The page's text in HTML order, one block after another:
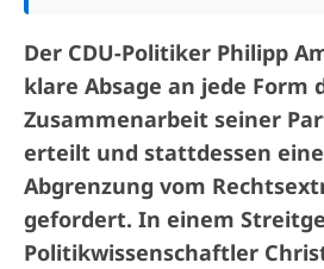
Der CDU-Politiker Philipp
klare Absage an jede Form
Zusammenarbeit seiner
erteilt und stattdessen
Abgrenzung vom
gefordert. In einem
Politikwissenschaftler